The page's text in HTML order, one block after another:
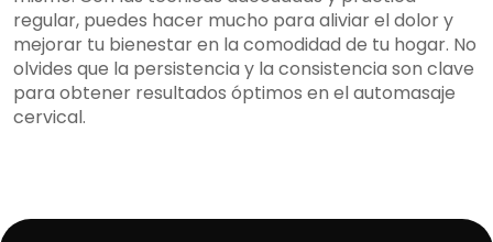
regular, puedes hacer mucho para aliviar el dolor y
mejorar tu bienestar en la comodidad de tu hogar. No
olvides que la persistencia y la consistencia son clave
para obtener resultados óptimos en el automasaje
cervical.